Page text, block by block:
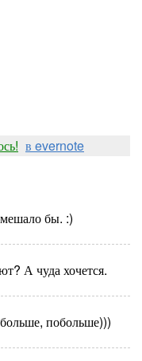
в evernote
бы. :)
А чуда хочется.
побольше)))